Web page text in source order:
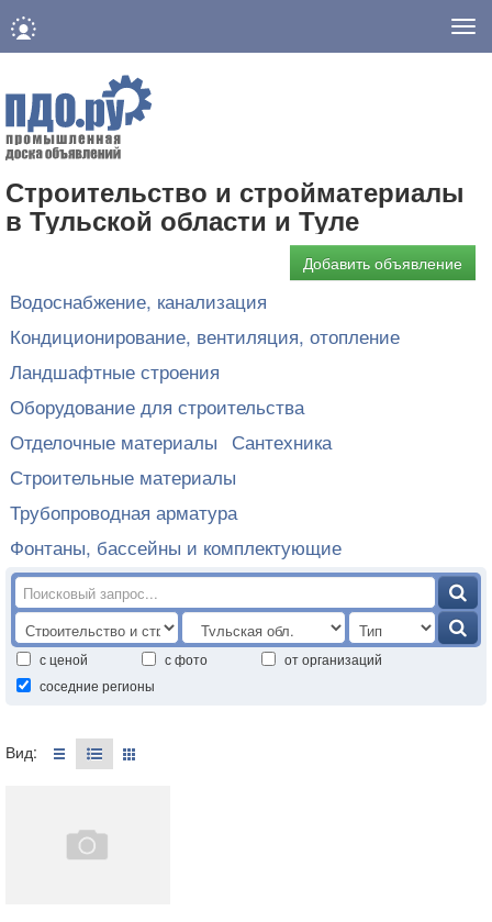
Строительство и стройматериалы
в Тульской области и Туле
Добавить объявление
Водоснабжение, канализация
Кондиционирование, вентиляция, отопление
Ландшафтные строения
Оборудование для строительства
Отделочные материалы Сантехника
Строительные материалы
Трубопроводная арматура
Фонтаны, бассейны и комплектующие
с ценой с фото
от организаций
соседние регионы
Вид: